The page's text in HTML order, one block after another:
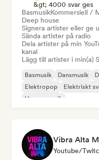
&gt; 4000 svar ges
BasmusikKommersiell /
Deep house
Signera artister eller ge
Sända artister på radio
Dela artister på min
kanal
Lägg till artister i min(a)
Basmusik Dansmusik
Elektropop
Elektriskt
House-musik
Vibra Alta